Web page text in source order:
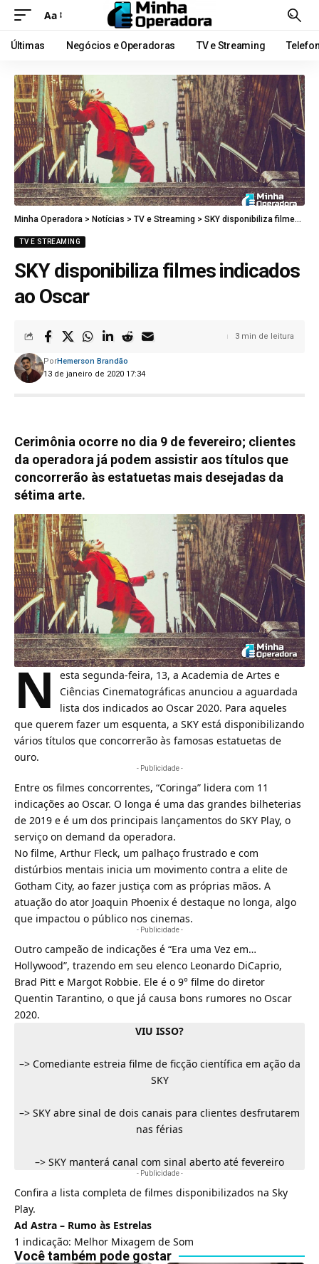
Aa
Últimas Negócios e Operadoras TV e Streaming
Minha Operadora > Notícias > TV e Streaming > SKY disponibiliza filmes indicados ao Oscar
TV E STREAMING
SKY disponibiliza filmes indicados
ao Oscar
13 de janeiro de 2020 17:34
PorHemerson Brandão
3 min de leitura
Cerimônia ocorre no dia 9 de fevereiro; clientes
da operadora já podem assistir aos títulos que
concorrerão às estatuetas mais desejadas da
sétima arte.
N esta segunda-feira, 13, a Academia de Artes e
Ciências Cinematográficas anunciou a aguardada
lista dos indicados ao Oscar 2020. Para aqueles
que querem fazer um esquenta, a SKY está disponibilizando
vários títulos que concorrerão às famosas estatuetas de
ouro.
- Publicidade -
Entre os filmes concorrentes, “Coringa” lidera com 11
indicações ao Oscar. O longa é uma das grandes bilheterias
de 2019 e é um dos principais lançamentos do SKY Play, o
serviço on demand da operadora.
No filme, Arthur Fleck, um palhaço frustrado e com
distúrbios mentais inicia um movimento contra a elite de
Gotham City, ao fazer justiça com as próprias mãos. A
atuação do ator Joaquin Phoenix é destaque no longa, algo
que impactou o público nos cinemas.
- Publicidade -
Outro campeão de indicações é “Era uma Vez em…
Hollywood”, trazendo em seu elenco Leonardo DiCaprio,
Brad Pitt e Margot Robbie. Ele é o 9° filme do diretor
Quentin Tarantino, o que já causa bons rumores no Oscar
2020.
VIU ISSO?
–> Comediante estreia filme de ficção científica em ação da
SKY
–> SKY abre sinal de dois canais para clientes desfrutarem
nas férias
–> SKY manterá canal com sinal aberto até fevereiro
- Publicidade -
Confira a lista completa de filmes disponibilizados na Sky
Play.
Ad Astra – Rumo às Estrelas
1 indicação: Melhor Mixagem de Som
Você também pode gostar